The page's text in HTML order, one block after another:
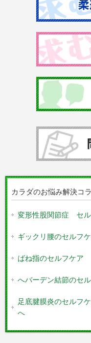
カラダのお悩み解決コ
変形性股関節症 セ
ギックリ腰のセルフ
ばね指のセルフケア
へバーデン結節のセ
足底腱膜炎のセルフ
へ